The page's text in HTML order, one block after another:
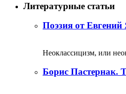
Литературные статьи
Поэзия от Евгений
Неоклассицизм, или
Борис Пастернак.